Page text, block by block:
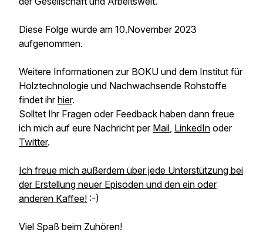
Diese Folge wurde am 10.November 2023
aufgenommen.
Weitere Informationen zur BOKU und dem Institut für
Holztechnologie und Nachwachsende Rohstoffe
findet ihrhier.
Solltet Ihr Fragen oder Feedback haben dann freue
ich mich auf eure Nachricht per Mail, LinkedIn oder
Twitter.
Ich freue mich außerdem über jede Unterstützung bei
der Erstellung neuer Episoden und den ein oder
anderen Kaffee! :-)
Viel Spaß beim Zuhören!